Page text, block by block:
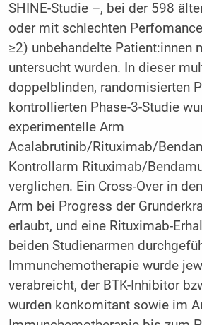
SHINE-Studie –, bei der 598
oder mit schlechten
≥2) unbehandelte Patient:innen
untersucht wurden. In dieser
doppelblinden, randomisierten
kontrollierten Phase-3-Studie
experimentelle Arm
Acalabrutinib/Rituximab/
Kontrollarm Rituximab/
verglichen. Ein Cross-Over in
Arm bei Progress der
erlaubt, und eine Rituximab-
beiden Studienarmen
Immunchemotherapie wurde
verabreicht, der BTK-Inhibitor
wurden konkomitant sowie im